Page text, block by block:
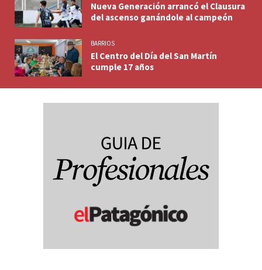
Nueva Generación arrancó el Clausura
del ascenso ganándole al campeón
BARRIOS
El Centro del Día del San Martín
cumple 17 años